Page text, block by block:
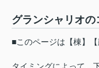
グランシャリオ
■このページは【棟】